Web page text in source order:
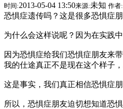
时间:2013-05-04 13:50来源:未知 作者:
恐惧症遗传吗？这是很多恐惧症
为什么会这样说呢？因为在实践
因为恐惧症给我们恐惧症朋友来
我的仕途真正不是现在这个样子
这是事实，我们真正相信恐惧症朋
所以，恐惧症朋友迫切想知道恐